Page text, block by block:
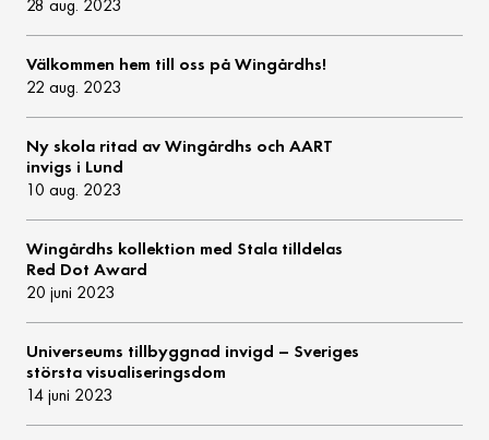
28 aug. 2023
Välkommen hem till oss på Wingårdhs!
22 aug. 2023
Ny skola ritad av Wingårdhs och AART
invigs i Lund
10 aug. 2023
Wingårdhs kollektion med Stala tilldelas
Red Dot Award
20 juni 2023
Universeums tillbyggnad invigd – Sveriges
största visualiseringsdom
14 juni 2023